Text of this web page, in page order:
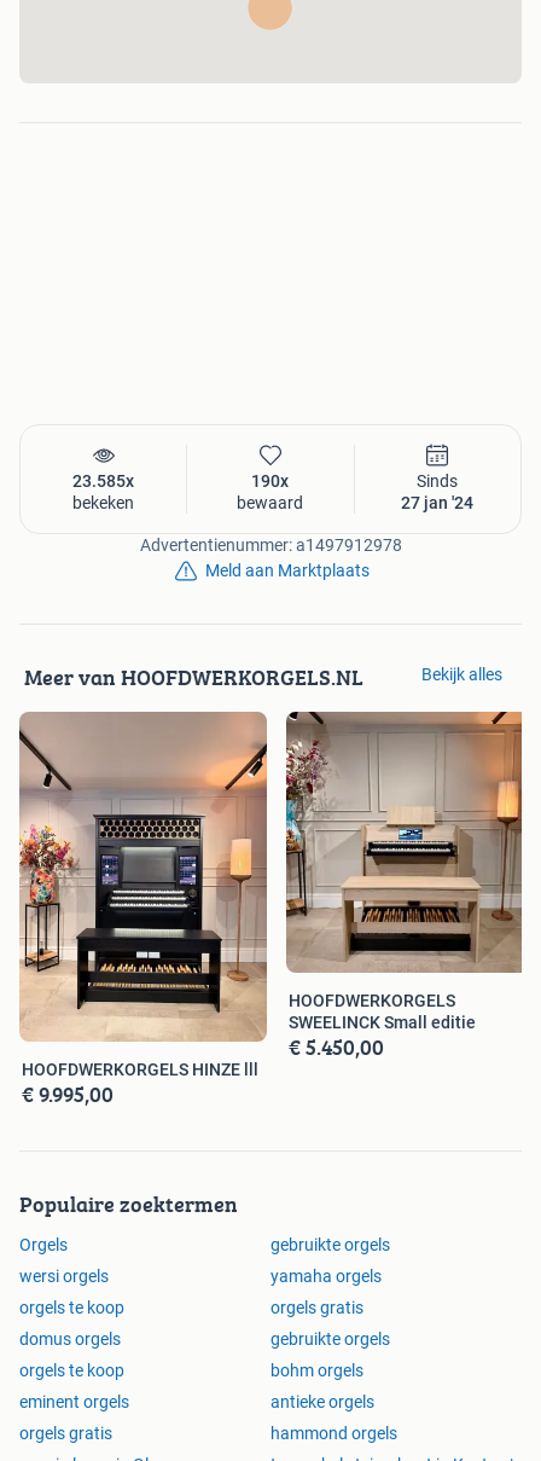
23.585x
bekeken
190x
bewaard
Sinds
27 jan '24
Advertentienummer: a1497912978
Meld aan Marktplaats
Meer van HOOFDWERKORGELS.NL Bekijk alles
HOOFDWERKORGELS HINZE lll
€ 9.995,00
HOOFDWERKORGELS
SWEELINCK Small editie
€ 5.450,00
Populaire zoektermen
Orgels
gebruikte orgels
wersi orgels
yamaha orgels
orgels te koop
orgels gratis
domus orgels
gebruikte orgels
orgels te koop
bohm orgels
eminent orgels
antieke orgels
orgels gratis
hammond orgels